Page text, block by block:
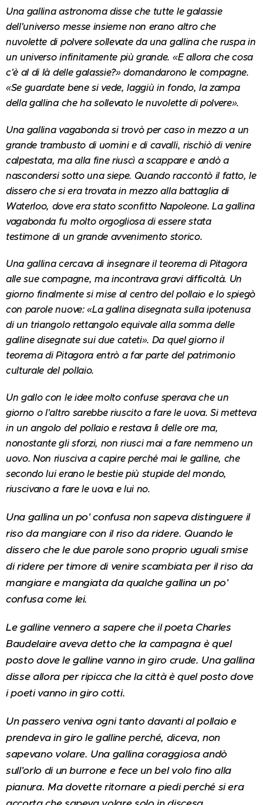
Una gallina astronoma disse che tutte le galassie
dell'universo messe insieme non erano altro che
nuvolette di polvere sollevate da una gallina che ruspa in
un universo infinitamente più grande. «E allora che cosa
c'è al di là delle galassie?» domandarono le compagne.
«Se guardate bene si vede, laggiù in fondo, la zampa
della gallina che ha sollevato le nuvolette di polvere».
Una gallina vagabonda si trovò per caso in mezzo a un
grande trambusto di uomini e di cavalli, rischiò di venire
calpestata, ma alla fine riuscì a scappare e andò a
nascondersi sotto una siepe. Quando raccontò il fatto, le
dissero che si era trovata in mezzo alla battaglia di
Waterloo, dove era stato sconfitto Napoleone. La gallina
vagabonda fu molto orgogliosa di essere stata
testimone di un grande avvenimento storico.
Una gallina cercava di insegnare il teorema di Pitagora
alle sue compagne, ma incontrava gravi difficoltà. Un
giorno finalmente si mise al centro del pollaio e lo spiegò
con parole nuove: «La gallina disegnata sulla ipotenusa
di un triangolo rettangolo equivale alla somma delle
galline disegnate sui due cateti». Da quel giorno il
teorema di Pitagora entrò a far parte del patrimonio
culturale del pollaio.
Un gallo con le idee molto confuse sperava che un
giorno o l'altro sarebbe riuscito a fare le uova. Si metteva
in un angolo del pollaio e restava lì delle ore ma,
nonostante gli sforzi, non riusci mai a fare nemmeno un
uovo. Non riusciva a capire perché mai le galline, che
secondo lui erano le bestie più stupide del mondo,
riuscivano a fare le uova e lui no.
Una gallina un po' confusa non sapeva distinguere il
riso da mangiare con il riso da ridere. Quando le
dissero che le due parole sono proprio uguali smise
di ridere per timore di venire scambiata per il riso da
mangiare e mangiata da qualche gallina un po'
confusa come lei.
Le galline vennero a sapere che il poeta Charles
Baudelaire aveva detto che la campagna è quel
posto dove le galline vanno in giro crude. Una gallina
disse allora per ripicca che la città è quel posto dove
i poeti vanno in giro cotti.
Un passero veniva ogni tanto davanti al pollaio e
prendeva in giro le galline perché, diceva, non
sapevano volare. Una gallina coraggiosa andò
sull'orlo di un burrone e fece un bel volo fino alla
pianura. Ma dovette ritornare a piedi perché si era